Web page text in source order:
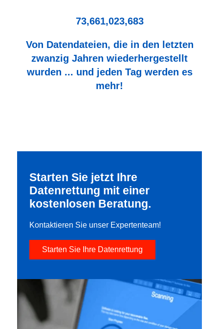
73,661,023,683
Von Datendateien, die in den letzten
zwanzig Jahren wiederhergestellt
wurden ... und jeden Tag werden es
mehr!
Starten Sie jetzt Ihre
Datenrettung mit einer
kostenlosen Beratung.
Kontaktieren Sie unser Expertenteam!
Starten Sie Ihre Datenrettung